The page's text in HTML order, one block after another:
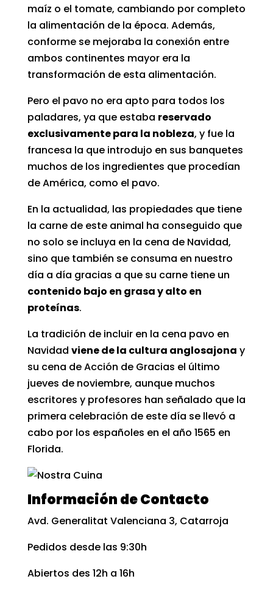
maíz o el tomate, cambiando por completo
la alimentación de la época. Además,
conforme se mejoraba la conexión entre
ambos continentes mayor era la
transformación de esta alimentación.
Pero el pavo no era apto para todos los
paladares, ya que estaba reservado
exclusivamente para la nobleza, y fue la
francesa la que introdujo en sus banquetes
muchos de los ingredientes que procedían
de América, como el pavo.
En la actualidad, las propiedades que tiene
la carne de este animal ha conseguido que
no solo se incluya en la cena de Navidad,
sino que también se consuma en nuestro
día a día gracias a que su carne tiene un
contenido bajo en grasa y alto en
proteínas.
La tradición de incluir en la cena pavo en
Navidad viene de la cultura anglosajona y
su cena deAcción de Gracias el último
jueves de noviembre, aunque muchos
escritores y profesores han señalado que la
primera celebración de este día se llevó a
cabo por los españoles en el año 1565 en
Florida.
Información de Contacto
Avd. Generalitat Valenciana 3, Catarroja
Pedidos desde las 9:30h
Abiertos des 12h a 16h